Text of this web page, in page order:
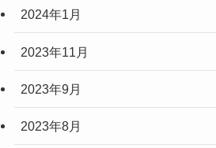
2024年1月
2023年11月
2023年9月
2023年8月